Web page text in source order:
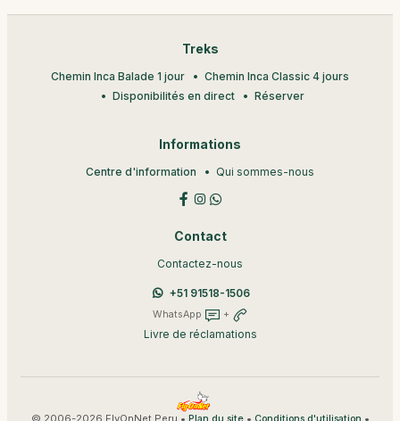
Treks
Chemin Inca Balade 1 jour
Chemin Inca Classic 4 jours
Disponibilités en direct
Réserver
Informations
Centre d'information Qui sommes-nous
Contact
Contactez-nous
+51 91518-1506
WhatsApp +
Livre de réclamations